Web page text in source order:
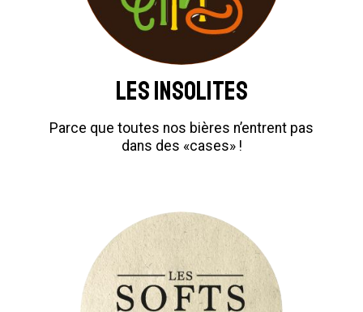
Les insolites
Parce que toutes nos bières n’entrent pas
dans des «cases» !